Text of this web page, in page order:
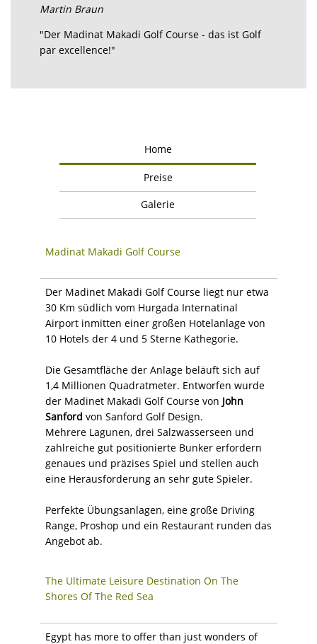
Martin Braun
"Der Madinat Makadi Golf Course - das ist Golf
par excellence!"
Home
Preise
Galerie
Madinat Makadi Golf Course
Der Madinet Makadi Golf Course liegt nur etwa
30 Km südlich vom Hurgada Internatinal
Airport inmitten einer großen Hotelanlage von
10 Hotels der 4 und 5 Sterne Kathegorie.
Die Gesamtfläche der Anlage beläuft sich auf
1,4 Millionen Quadratmeter. Entworfen wurde
der Madinet Makadi Golf Course von John
Sanford von Sanford Golf Design.
Mehrere Lagunen, drei Salzwasserseen und
zahlreiche gut positionierte Bunker erfordern
genaues und präzises Spiel und stellen auch
eine Herausforderung an sehr gute Spieler.
Perfekte Übungsanlagen, eine große Driving
Range, Proshop und ein Restaurant runden das
Angebot ab.
The Ultimate Leisure Destination On The
Shores Of The Red Sea
Egypt has more to offer than just wonders of